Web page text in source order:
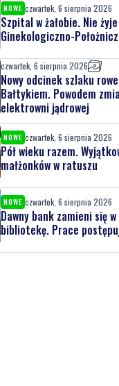
NOWE czwartek, 6 sierpnia 2026
Szpital w żałobie. Nie
Ginekologiczno-
czwartek, 6 sierpnia 2026
Nowy odcinek szlaku
Bałtykiem. Powodem
elektrowni jądrowej
NOWE czwartek, 6 sierpnia 2026
Pół wieku razem.
małżonków w ratuszu
NOWE czwartek, 6 sierpnia 2026
Dawny bank zamieni się
bibliotekę. Prace